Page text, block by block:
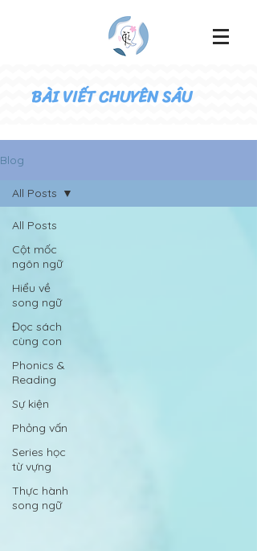
BÀI VIẾT CHUYÊN SÂU
Blog
All Posts
Cột mốc
ngôn ngữ
Hiểu về
song ngữ
Đọc sách
cùng con
Phonics &
Reading
Sự kiện
Phỏng vấn
Series học
từ vựng
Thực hành
song ngữ
All Posts